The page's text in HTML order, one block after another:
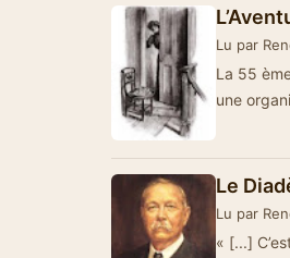
Lu par
La 55
Le
Lu par
« [...]